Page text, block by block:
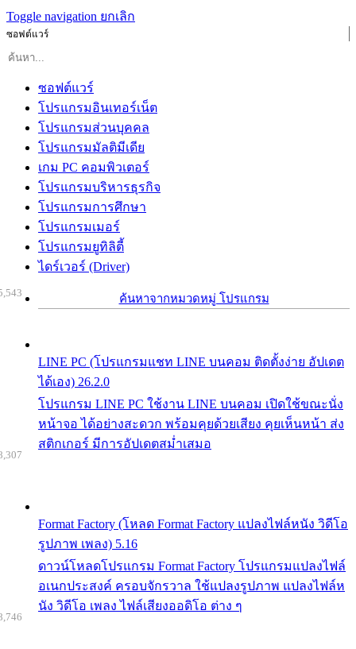
Toggle navigation ยกเลิก
ซอฟต์แวร์
ซอฟต์แวร์
โปรแกรมอินเทอร์เน็ต
โปรแกรมส่วนบุคคล
โปรแกรมมัลติมีเดีย
เกม PC คอมพิวเตอร์
โปรแกรมบริหารธุรกิจ
โปรแกรมการศึกษา
โปรแกรมเมอร์
โปรแกรมยูทิลิตี้
ไดร์เวอร์ (Driver)
ค้นหาจากหมวดหมู่ โปรแกรม
LINE PC (โปรแกรมแชท LINE บนคอม ติดตั้งง่าย อัปเดต
ได้เอง) 26.2.0
โปรแกรม LINE PC ใช้งาน LINE บนคอม เปิดใช้ขณะนั่ง
หน้าจอ ได้อย่างสะดวก พร้อมคุยด้วยเสียง คุยเห็นหน้า ส่ง
สติกเกอร์ มีการอัปเดตสม่ำเสมอ
Format Factory (โหลด Format Factory แปลงไฟล์หนัง วิดีโอ
รูปภาพ เพลง) 5.16
ดาวน์โหลดโปรแกรม Format Factory โปรแกรมแปลงไฟล์
อเนกประสงค์ ครอบจักรวาล ใช้แปลงรูปภาพ แปลงไฟล์ห
นัง วิดีโอ เพลง ไฟล์เสียงออดิโอ ต่าง ๆ